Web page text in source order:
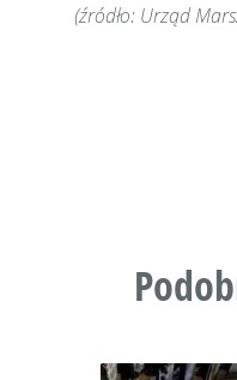
(źródło: Urząd